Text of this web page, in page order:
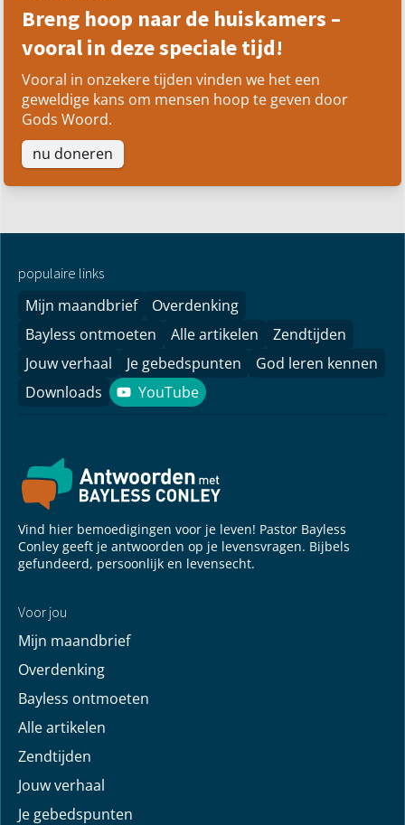
Breng hoop naar de huiskamers –
vooral in deze speciale tijd!
Vooral in onzekere tijden vinden we het een
geweldige kans om mensen hoop te geven door
Gods Woord.
nu doneren
populaire links
Mijn maandbrief
Overdenking
Bayless ontmoeten
Alle artikelen
Zendtijden
Jouw verhaal
Je gebedspunten
God leren kennen
Downloads
YouTube
YouTube
Vind hier bemoedigingen voor je leven! Pastor Bayless
Conley geeft je antwoorden op je levensvragen. Bijbels
gefundeerd, persoonlijk en levensecht.
Voor jou
Mijn maandbrief
Overdenking
Bayless ontmoeten
Alle artikelen
Zendtijden
Jouw verhaal
Je gebedspunten